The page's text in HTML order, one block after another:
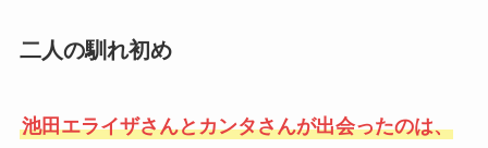
二人の馴れ初め
池田エライザさんとカンタさんが出会ったのは、